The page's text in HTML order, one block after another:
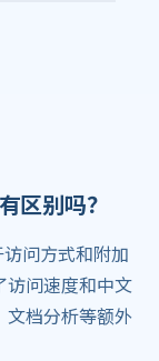
别吗？
问方式和附加
访问速度和中文
文档分析等额外